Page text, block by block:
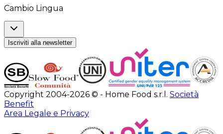
Cambio Lingua
Iscriviti alla newsletter
Copyright 2004-2026 © - Home Food s.r.l. Società
Benefit
Area Legale e Privacy